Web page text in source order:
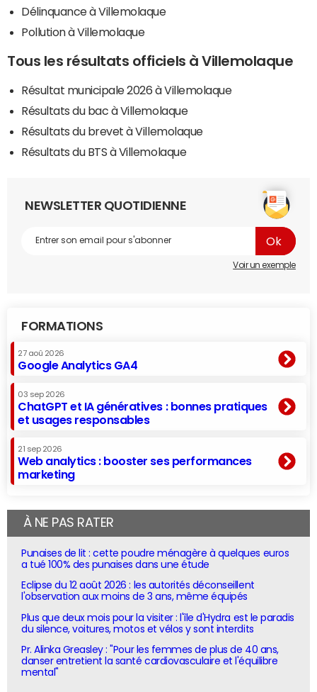
Délinquance à Villemolaque
Pollution à Villemolaque
Tous les résultats officiels à Villemolaque
Résultat municipale 2026 à Villemolaque
Résultats du bac à Villemolaque
Résultats du brevet à Villemolaque
Résultats du BTS à Villemolaque
NEWSLETTER QUOTIDIENNE
Voir un exemple
FORMATIONS
27 aoû 2026
Google Analytics GA4
03 sep 2026
ChatGPT et IA génératives : bonnes pratiques
et usages responsables
21 sep 2026
Web analytics : booster ses performances
marketing
À NE PAS RATER
Punaises de lit : cette poudre ménagère à quelques euros
a tué 100% des punaises dans une étude
Eclipse du 12 août 2026 : les autorités déconseillent
l'observation aux moins de 3 ans, même équipés
Plus que deux mois pour la visiter : l'île d'Hydra est le paradis
du silence, voitures, motos et vélos y sont interdits
Pr. Alinka Greasley : "Pour les femmes de plus de 40 ans,
danser entretient la santé cardiovasculaire et l'équilibre
mental"